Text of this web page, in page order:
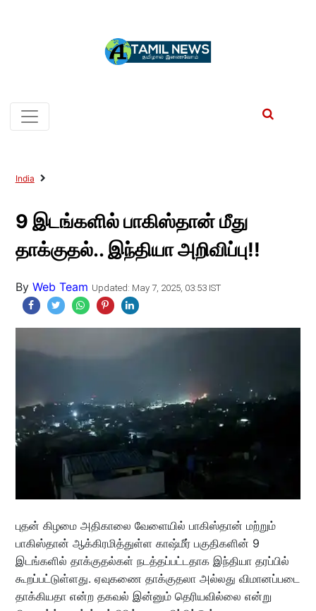
India
9 இடங்களில் பாகிஸ்தான் மீது
தாக்குதல்.. இந்தியா அறிவிப்பு!!
By Web Team Updated: May 7, 2025, 03:53 IST
புதன் கிழமை அதிகாலை வேளையில் பாகிஸ்தான் மற்றும்
பாகிஸ்தான் ஆக்கிரமித்துள்ள காஷ்மீர் பகுதிகளின் 9
இடங்களில் தாக்குதல்கள் நடத்தப்பட்டதாக இந்தியா தரப்பில்
கூறப்பட்டுள்ளது. ஏவுகணை தாக்குதலா அல்லது விமானப்படை
தாக்கியதா என்ற தகவல் இன்னும் தெரியவில்லை என்று